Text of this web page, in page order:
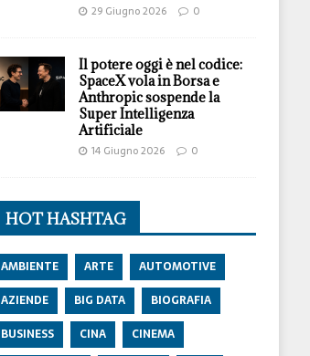
29 Giugno 2026 0
Il potere oggi è nel codice:
SpaceX vola in Borsa e
Anthropic sospende la
Super Intelligenza
Artificiale
14 Giugno 2026 0
HOT HASHTAG
AMBIENTE ARTE
AUTOMOTIVE
AZIENDE
BIG DATA
BIOGRAFIA
BUSINESS
CINA
CINEMA